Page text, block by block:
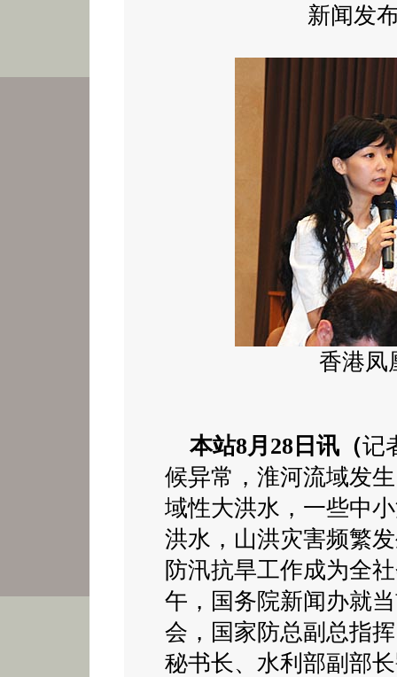
新闻发
香港凤
本站8月28日讯（记
候异常，淮河流域发
域性大洪水，一些中
洪水，山洪灾害频繁
防汛抗旱工作成为全
午，国务院新闻办就
会，国家防总副总指
秘书长、水利部副部